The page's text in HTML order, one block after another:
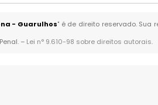
- Guarulhos" é de direito reservado. Sua
– Lei n° 9.610-98 sobre direitos autorais.